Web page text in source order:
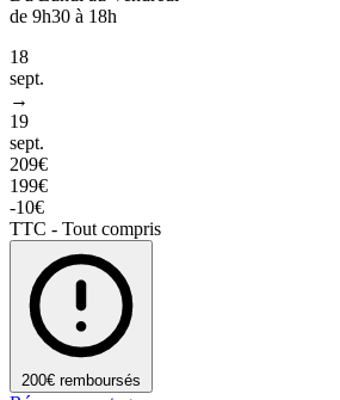
de 9h30 à 18h
18
sept.
→
19
sept.
209€
199€
-10€
TTC - Tout compris
200€ remboursés